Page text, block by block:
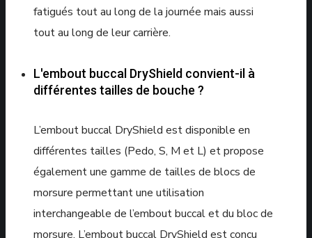
fatigués tout au long de la journée mais aussi
tout au long de leur carrière.
L'embout buccal DryShield convient-il à
différentes tailles de bouche ?
L’embout buccal DryShield est disponible en
différentes tailles (Pedo, S, M et L) et propose
également une gamme de tailles de blocs de
morsure permettant une utilisation
interchangeable de l’embout buccal et du bloc de
morsure. L’embout buccal DryShield est conçu